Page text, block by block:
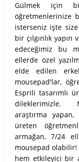
Gülmek için
öğretmenlerinize
isterseniz işte
bir çılgınlık
edeceğimiz bu
ellerde özel
elde edilen
mousepad'lar,
Esprili tasarımlı
dileklerimizle.
araştırma
üreten
armağan, 7/24
mousepad
hem etkileyici bir